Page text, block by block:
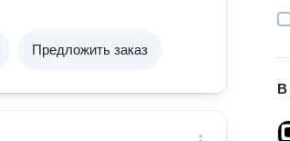
Предложить заказ
В